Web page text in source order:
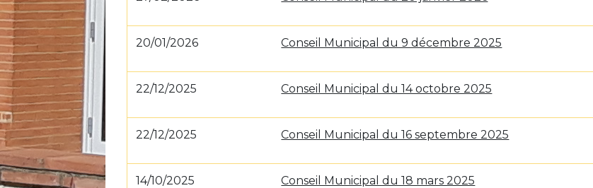
20/01/2026 Conseil Municipal du 9 décembre 2025
22/12/2025 Conseil Municipal du 14 octobre 2025
22/12/2025 Conseil Municipal du 16 septembre 2025
14/10/2025 Conseil Municipal du 18 mars 2025